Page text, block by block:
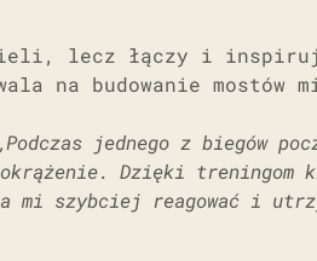
lecz łączy i
na budowanie mostów
jednego z biegów
Dzięki treningom
szybciej reagować i